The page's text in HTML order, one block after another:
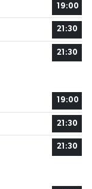
19:00
21:30
21:30
19:00
21:30
21:30